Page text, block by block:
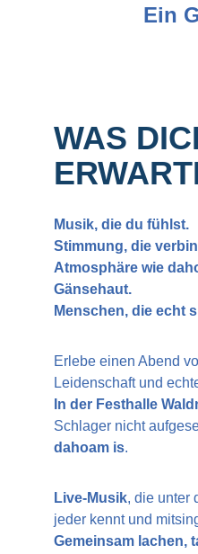
Ein
WAS
Musik, die du fühlst.
Stimmung, die
Atmosphäre wie
Gänsehaut.
Menschen, die echt
Erlebe einen Abend
Leidenschaft und
In der Festhalle
Schlager nicht
dahoam is.
Live-Musik, die unter
jeder kennt und
Gemeinsam lachen,